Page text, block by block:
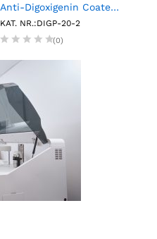
Anti-Digoxigenin Coated Polystyrene Particles, 2.0- 2.4µm, 0.1%w/v, 2mL
KAT. NR.:DIGP-20-2
(0)